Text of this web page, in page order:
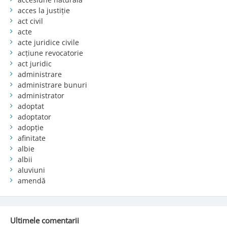
acces la justiție
act civil
acte
acte juridice civile
acțiune revocatorie
act juridic
administrare
administrare bunuri
administrator
adoptat
adoptator
adopție
afinitate
albie
albii
aluviuni
amendă
Ultimele comentarii